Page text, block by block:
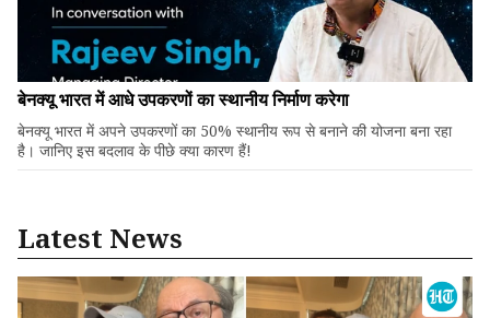
बेनक्यू भारत में आधे उपकरणों का स्थानीय निर्माण करेगा
बेनक्यू भारत में अपने उपकरणों का 50% स्थानीय रूप से बनाने की योजना बना रहा
है। जानिए इस बदलाव के पीछे क्या कारण हैं!
Latest News